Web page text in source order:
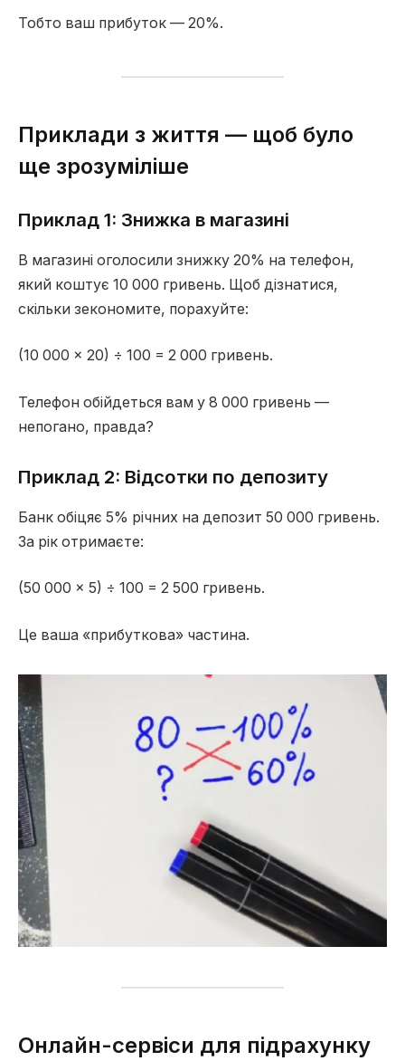
Тобто ваш прибуток — 20%.
Приклади з життя — щоб було
ще зрозуміліше
Приклад 1: Знижка в магазині
В магазині оголосили знижку 20% на телефон,
який коштує 10 000 гривень. Щоб дізнатися,
скільки зекономите, порахуйте:
(10 000 × 20) ÷ 100 = 2 000 гривень.
Телефон обійдеться вам у 8 000 гривень —
непогано, правда?
Приклад 2: Відсотки по депозиту
Банк обіцяє 5% річних на депозит 50 000 гривень.
За рік отримаєте:
(50 000 × 5) ÷ 100 = 2 500 гривень.
Це ваша «прибуткова» частина.
Онлайн-сервіси для підрахунку